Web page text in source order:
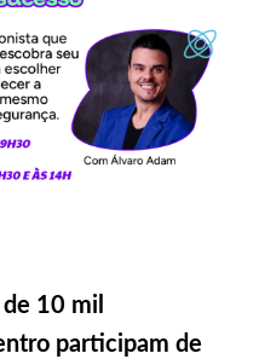
10 mil
participam de